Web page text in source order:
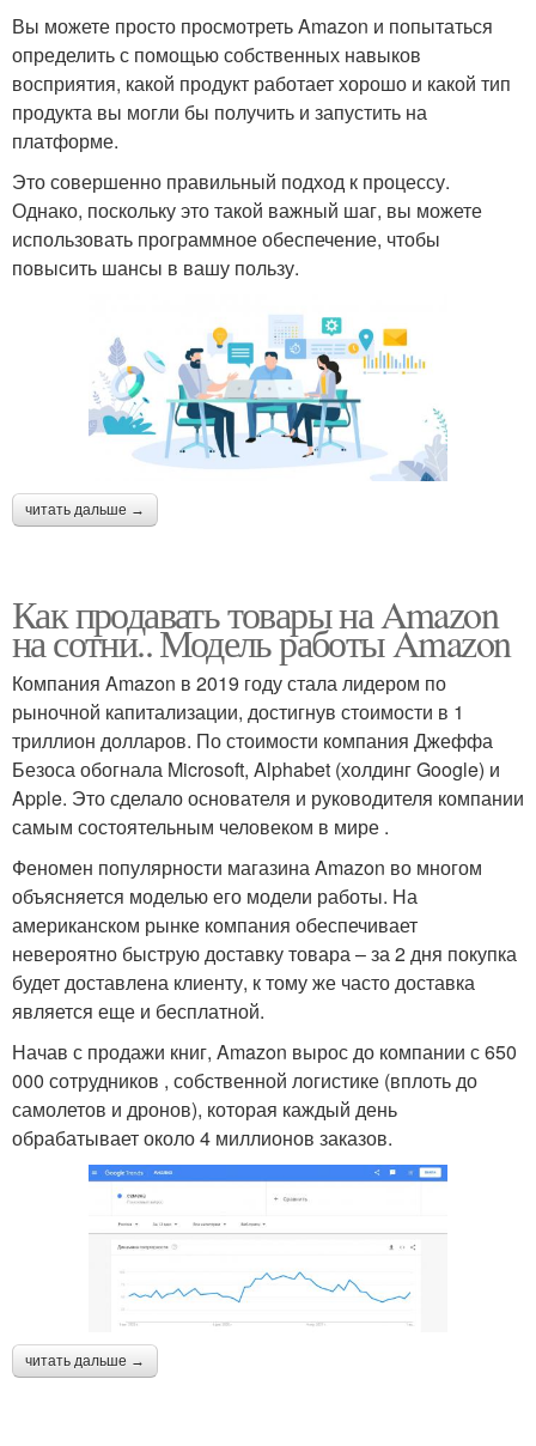
Вы можете просто просмотреть Amazon и попытаться
определить с помощью собственных навыков
восприятия, какой продукт работает хорошо и какой тип
продукта вы могли бы получить и запустить на
платформе.
Это совершенно правильный подход к процессу.
Однако, поскольку это такой важный шаг, вы можете
использовать программное обеспечение, чтобы
повысить шансы в вашу пользу.
читать дальше →
Как продавать товары на Amazon
на сотни.. Модель работы Amazon
Компания Amazon в 2019 году стала лидером по
рыночной капитализации, достигнув стоимости в 1
триллион долларов. По стоимости компания Джеффа
Безоса обогнала Microsoft, Alphabet (холдинг Google) и
Apple. Это сделало основателя и руководителя компании
самым состоятельным человеком в мире .
Феномен популярности магазина Amazon во многом
объясняется моделью его модели работы. На
американском рынке компания обеспечивает
невероятно быструю доставку товара – за 2 дня покупка
будет доставлена клиенту, к тому же часто доставка
является еще и бесплатной.
Начав с продажи книг, Amazon вырос до компании с 650
000 сотрудников , собственной логистике (вплоть до
самолетов и дронов), которая каждый день
обрабатывает около 4 миллионов заказов.
читать дальше →